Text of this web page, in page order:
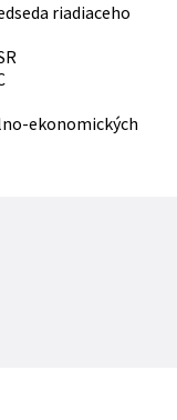
riadiaceho
ekonomických